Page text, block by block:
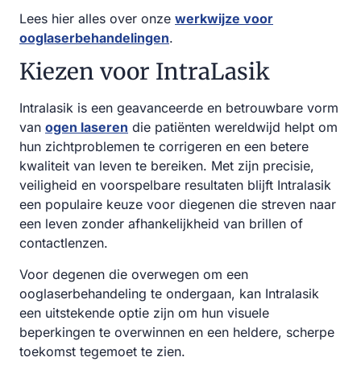
Lees hier alles over onze werkwijze voor
ooglaserbehandelingen.
Kiezen voor IntraLasik
Intralasik is een geavanceerde en betrouwbare vorm
van ogen laseren die patiënten wereldwijd helpt om
hun zichtproblemen te corrigeren en een betere
kwaliteit van leven te bereiken. Met zijn precisie,
veiligheid en voorspelbare resultaten blijft Intralasik
een populaire keuze voor diegenen die streven naar
een leven zonder afhankelijkheid van brillen of
contactlenzen.
Voor degenen die overwegen om een
ooglaserbehandeling te ondergaan, kan Intralasik
een uitstekende optie zijn om hun visuele
beperkingen te overwinnen en een heldere, scherpe
toekomst tegemoet te zien.